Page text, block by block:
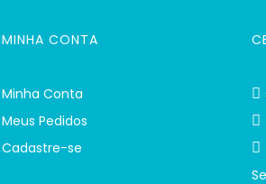
MINHA CONTA
Minha Conta
Meus Pedidos
Cadastre-se